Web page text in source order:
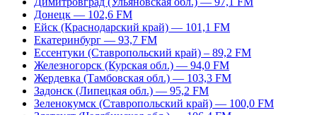
Донецк — 102,6 FM
Ейск (Краснодарский край) — 101,1 FM
Екатеринбург — 93,7 FM
Ессентуки (Ставропольский край) – 89,2 FM
Железногорск (Курская обл.) — 94,0 FM
Жердевка (Тамбовская обл.) — 103,3 FM
Задонск (Липецкая обл.) — 95,2 FM
Зеленокумск (Ставропольский край) — 100,0 FM